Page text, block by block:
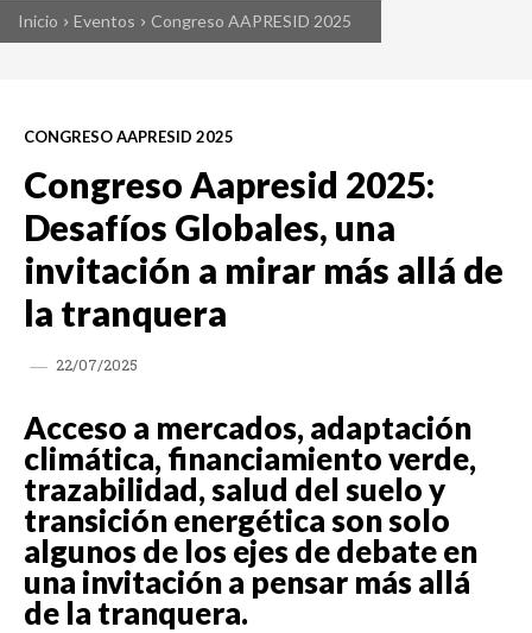
Inicio Eventos Congreso AAPRESID 2025
CONGRESO AAPRESID 2025
Congreso Aapresid 2025:
Desafíos Globales, una
invitación a mirar más allá de
la tranquera
22/07/2025
Acceso a mercados, adaptación
climática, financiamiento verde,
trazabilidad, salud del suelo y
transición energética son solo
algunos de los ejes de debate en
una invitación a pensar más allá
de la tranquera.